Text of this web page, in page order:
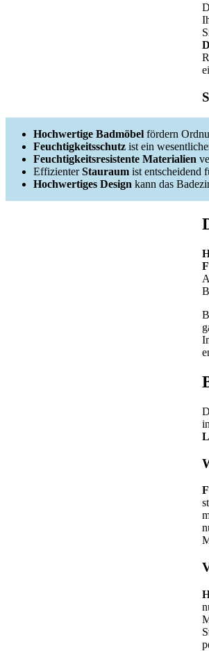
Hochwertige Badmöbel fördern
Feuchtigkeitsschutz ist ein
Feuchtigkeitsresistente Materialien
EffizienterStauraum ist entscheidend
Hochwertiges Design kann das